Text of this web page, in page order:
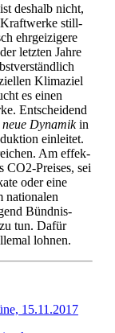
deshalb nicht,
Kraft­werke still­
ehrgei­zigere
letzten Jahre
Klimaziel
es einen
Entscheidend
neue Dynamikin
einleitet.
Am effek­
CO2-Preises, sei
oder eine
natio­nalen
Bündnis­
tun. Dafür
lohnen.
15.11.2017